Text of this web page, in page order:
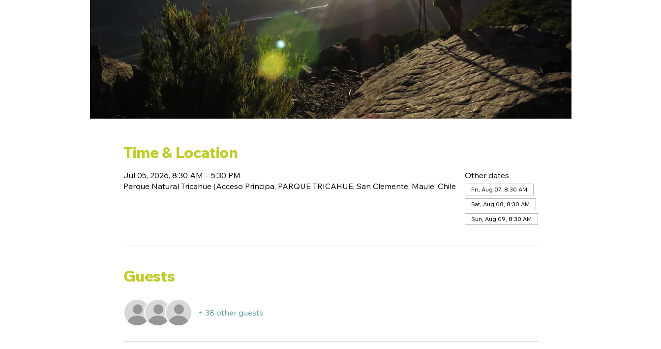
Time & Location
Jul 05, 2026, 8:30 AM – 5:30 PM
Parque Natural Tricahue (Acceso Principa, PARQUE TRICAHUE, San Clemente, Maule, Chile
Other dates
Fri, Aug 07, 8:30 AM
Sat, Aug 08, 8:30 AM
Sun, Aug 09, 8:30 AM
Guests
+ 38 other guests